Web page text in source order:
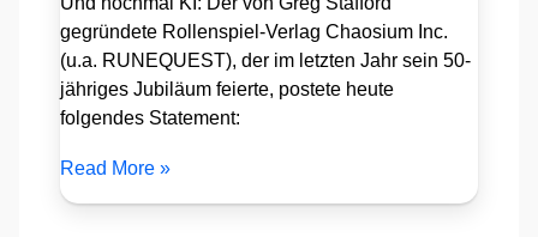
gegründete Rollenspiel-Verlag Chaosium Inc.
(u.a. RUNEQUEST), der im letzten Jahr sein 50-
jähriges Jubiläum feierte, postete heute
folgendes Statement:
Read More »